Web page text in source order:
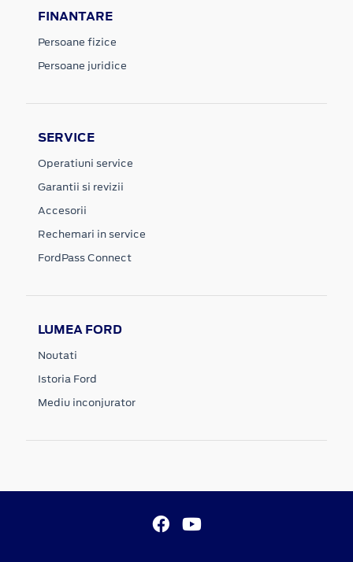
FINANTARE
Persoane fizice
Persoane juridice
SERVICE
Operatiuni service
Garantii si revizii
Accesorii
Rechemari in service
FordPass Connect
LUMEA FORD
Noutati
Istoria Ford
Mediu inconjurator